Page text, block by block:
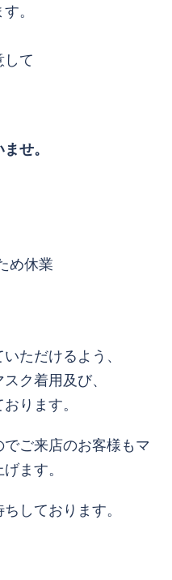
。
て
せ。
め休業
ただけるよう、
ク着用及び、
ります。
ご来店のお客様もマ
ます。
しております。